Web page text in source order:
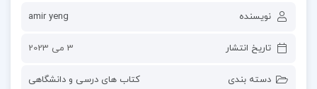
نویسنده amir yeng
تاریخ انتشار 3 می 2023
دسته بندی کتاب های درسی و دانشگاهی